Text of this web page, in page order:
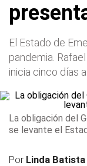
El Estado de
pandemia.
inicia cinco días
La obligación del
se levante el
Por Linda Batista